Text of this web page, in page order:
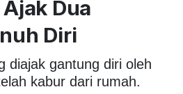
Dua
Diri
diajak gantung diri oleh
kabur dari rumah.